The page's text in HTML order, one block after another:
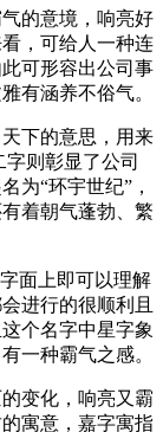
的意境，响亮好
，可给人一种连
可形容出公司事
有涵养不俗气。
下的意思，用来
则彰显了公司
为“环宇世纪”，
着朝气蓬勃、繁
面上即可以理解
进行的很顺利且
个名字中星字象
一种霸气之感。
变化，响亮又霸
寓意，嘉字寓指